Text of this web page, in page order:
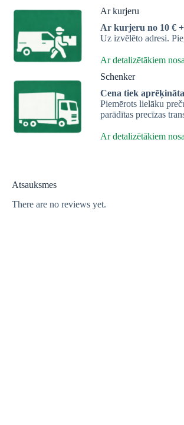
Ar kurjeru
Ar kurjeru no 10 €
Uz izvēlēto adresi.
Ar detalizētākiem
Schenker
Cena tiek
Piemērots lielāku
parādītas precīzas
Ar detalizētākiem
Atsauksmes
There are no reviews yet.